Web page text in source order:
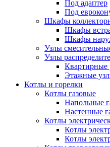
Под адаптер
Под
Шкафы
Шкафы
Шкафы
Узлы
Узлы
Квартирные
Этажные
Котлы и горелки
Котлы газовые
Напольные
Настенные
Котлы
Котлы
Котлы